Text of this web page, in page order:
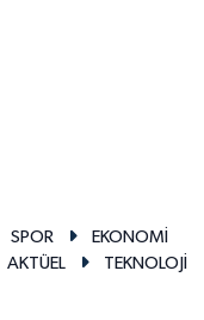
SPOR
EKONOMİ
AKTÜEL TEKNOLOJİ